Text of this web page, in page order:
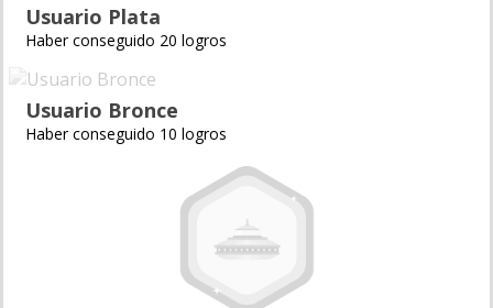
Usuario Plata
Haber conseguido 20 logros
Usuario Bronce
Haber conseguido 10 logros